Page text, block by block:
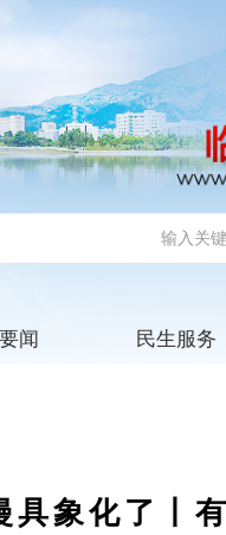
闻 民生服务
象化了丨